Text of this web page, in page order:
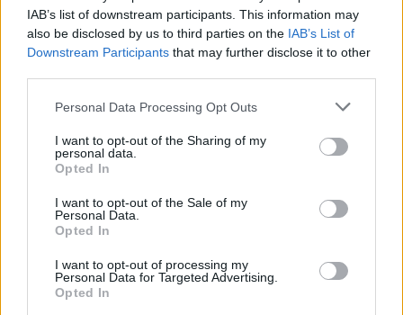
IAB’s list of downstream participants. This information may
also be disclosed by us to third parties on the IAB’s List of
Downstream Participants that may further disclose it to other
Personal Data Processing Opt Outs
I want to opt-out of the Sharing of my
personal data.
Opted In
I want to opt-out of the Sale of my
Personal Data.
Opted In
I want to opt-out of processing my
Personal Data for Targeted Advertising.
Opted In
00:00 01:16